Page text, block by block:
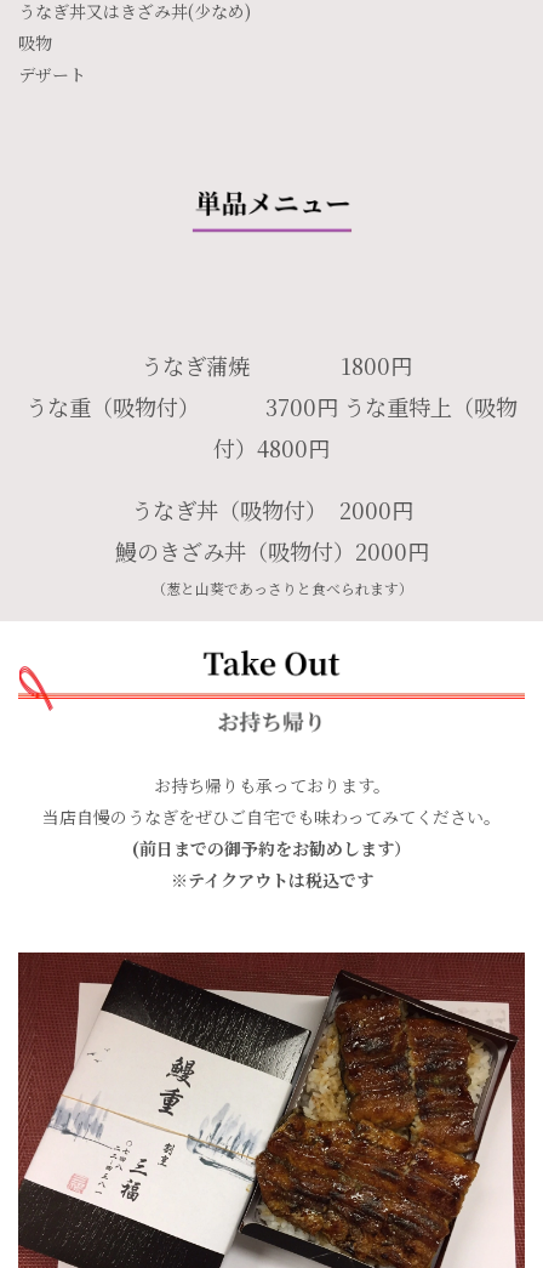
うなぎ丼又はきざみ丼(少なめ)
吸物
デザート
うなぎ蒲焼 1800円
うな重（吸物付） 3700円 うな重特上（吸物
付）4800円
うなぎ丼（吸物付） 2000円
鰻のきざみ丼（吸物付）2000円
（葱と山葵であっさりと食べられます）
お持ち帰りも承っております。
当店自慢のうなぎをぜひご自宅でも味わってみてください。
(前日までの御予約をお勧めします）
※テイクアウトは税込です